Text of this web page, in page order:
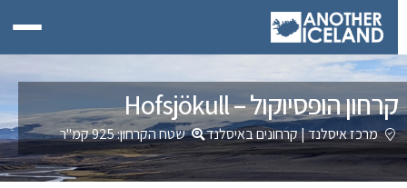
קרחון הופסיוקול – Hofsjökull
מרכז איסלנד|קרחונים באיסלנד שטח הקרחון: 925 קמ"ר